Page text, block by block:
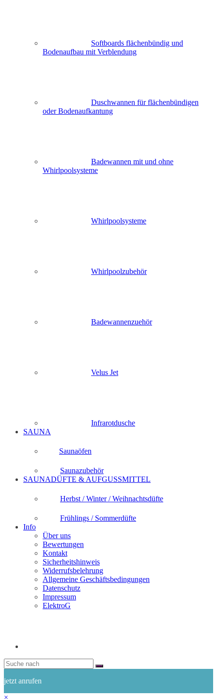
Softboards flächenbündig und
Bodenaufbau mit Verblendung
Duschwannen für flächenbündigen
oder Bodenaufkantung
Badewannen mit und ohne
Whirlpoolsysteme
Whirlpoolsysteme
Whirlpoolzubehör
Badewannenzuehör
Velus Jet
Infrarotdusche
SAUNA
Saunaöfen
Saunazubehör
SAUNADÜFTE & AUFGUSSMITTEL
Herbst / Winter / Weihnachtsdüfte
Frühlings / Sommerdüfte
Info
Über uns
Bewertungen
Kontakt
Sicherheitshinweis
Widerrufsbelehrung
Allgemeine Geschäftsbedingungen
Datenschutz
Impressum
ElektroG
jetzt anrufen
×